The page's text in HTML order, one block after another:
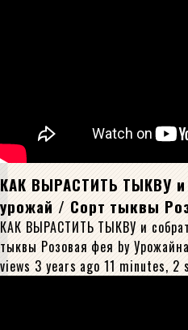
КАК ВЫРАСТИТЬ ТЫКВУ и
урожай / Сорт тыквы
КАК ВЫРАСТИТЬ ТЫКВУ и
тыквы Розовая фея by
views 3 years ago 11 minutes, 2